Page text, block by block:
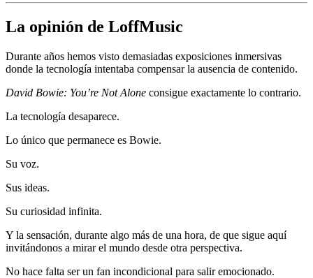
La opinión de LoffMusic
Durante años hemos visto demasiadas exposiciones inmersivas
donde la tecnología intentaba compensar la ausencia de contenido.
David Bowie: You’re Not Alone consigue exactamente lo contrario.
La tecnología desaparece.
Lo único que permanece es Bowie.
Su voz.
Sus ideas.
Su curiosidad infinita.
Y la sensación, durante algo más de una hora, de que sigue aquí
invitándonos a mirar el mundo desde otra perspectiva.
No hace falta ser un fan incondicional para salir emocionado.